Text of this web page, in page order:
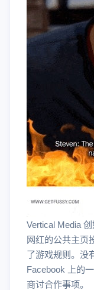
Vertical Media
网红的公共主页
了游戏规则。没
Facebook 上的
商讨合作事项。